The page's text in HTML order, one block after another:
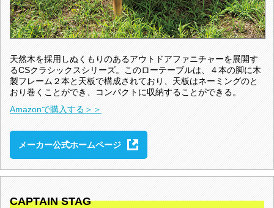
天然木を採用しぬくもりのあるアウトドアファニチャーを展開す
るCSクラシックスシリーズ。このローテーブルは、４本の脚に木
製フレーム２本と天板で構成されており、天板はネーミングのと
おり巻くことができ、コンパクトに収納することができる。
Amazonで購入する＞＞
メーカー公式ホームページ
CAPTAIN STAG